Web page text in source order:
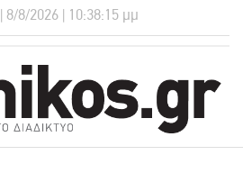
8/8/2026 | 10:38:16 μμ